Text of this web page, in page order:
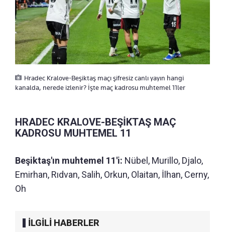
Hradec Kralove-Beşiktaş maçı şifresiz canlı yayın hangi
kanalda, nerede izlenir? İşte maç kadrosu muhtemel 11ler
HRADEC KRALOVE-BEŞİKTAŞ MAÇ
KADROSU MUHTEMEL 11
Beşiktaş'ın muhtemel 11'i: Nübel, Murillo, Djalo,
Emirhan, Rıdvan, Salih, Orkun, Olaitan, İlhan, Cerny,
Oh
İLGİLİ HABERLER